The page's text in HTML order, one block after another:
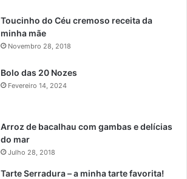
Toucinho do Céu cremoso receita da
minha mãe
Novembro 28, 2018
Bolo das 20 Nozes
Fevereiro 14, 2024
Arroz de bacalhau com gambas e delícias
do mar
Julho 28, 2018
Tarte Serradura – a minha tarte favorita!